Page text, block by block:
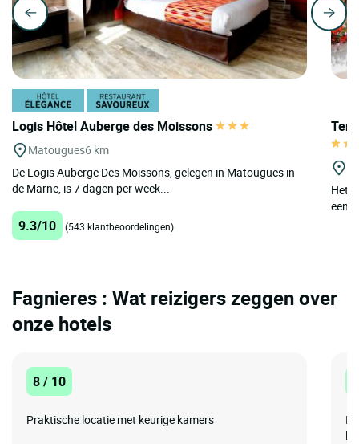
Logis Hôtel Auberge des Moissons
Matougues6 km
De Logis Auberge Des Moissons, gelegen in Matougues in
de Marne, is 7 dagen per week...
9.3/10 (543 klantbeoordelingen)
Het
een
Fagnieres : Wat reizigers zeggen over
onze hotels
8 / 10
Praktische locatie met keurige kamers
I